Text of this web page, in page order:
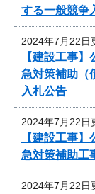
する一般競争
2024年7月22日
【建設工事
急対策補助（
入札公告
2024年7月22日
【建設工事
急対策補助工
2024年7月22日